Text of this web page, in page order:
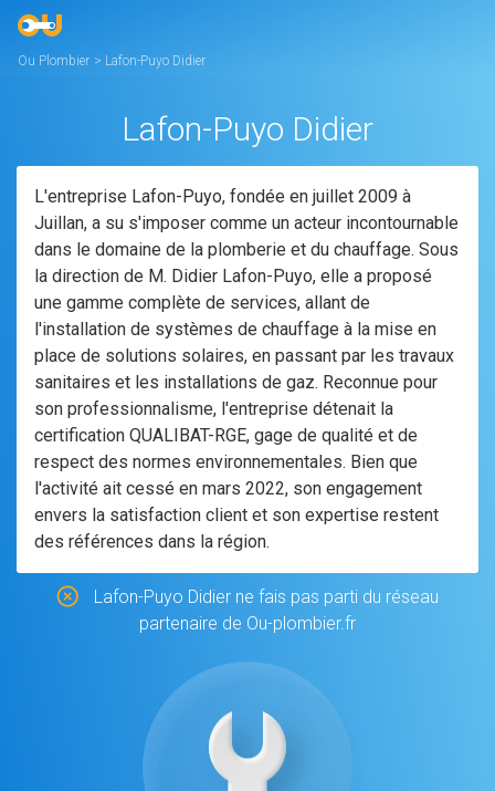
Ou Plombier > Lafon-Puyo Didier
Lafon-Puyo Didier
L'entreprise Lafon-Puyo, fondée en juillet 2009 à
Juillan, a su s'imposer comme un acteur incontournable
dans le domaine de la plomberie et du chauffage. Sous
la direction de M. Didier Lafon-Puyo, elle a proposé
une gamme complète de services, allant de
l'installation de systèmes de chauffage à la mise en
place de solutions solaires, en passant par les travaux
sanitaires et les installations de gaz. Reconnue pour
son professionnalisme, l'entreprise détenait la
certification QUALIBAT-RGE, gage de qualité et de
respect des normes environnementales. Bien que
l'activité ait cessé en mars 2022, son engagement
envers la satisfaction client et son expertise restent
des références dans la région.
Lafon-Puyo Didier ne fais pas parti du réseau
partenaire de Ou-plombier.fr